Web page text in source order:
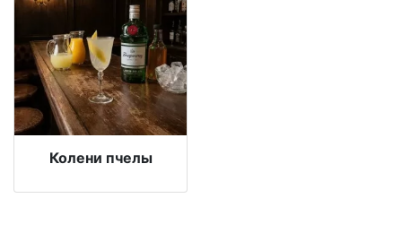
Колени пчелы